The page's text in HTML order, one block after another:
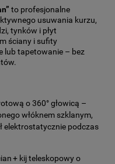
to profesjonalne
usuwania kurzu,
tynków i płyt
ściany i sufity
lub tapetowanie – bez
o 360° głowicą –
włóknem szklanym,
elektrostatycznie podczas
+ kij teleskopowy o